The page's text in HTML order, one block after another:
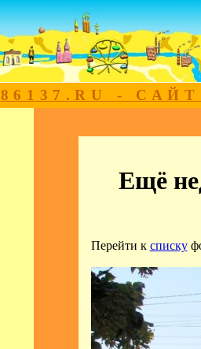
86137.RU -
Ещё
Перейти к списку